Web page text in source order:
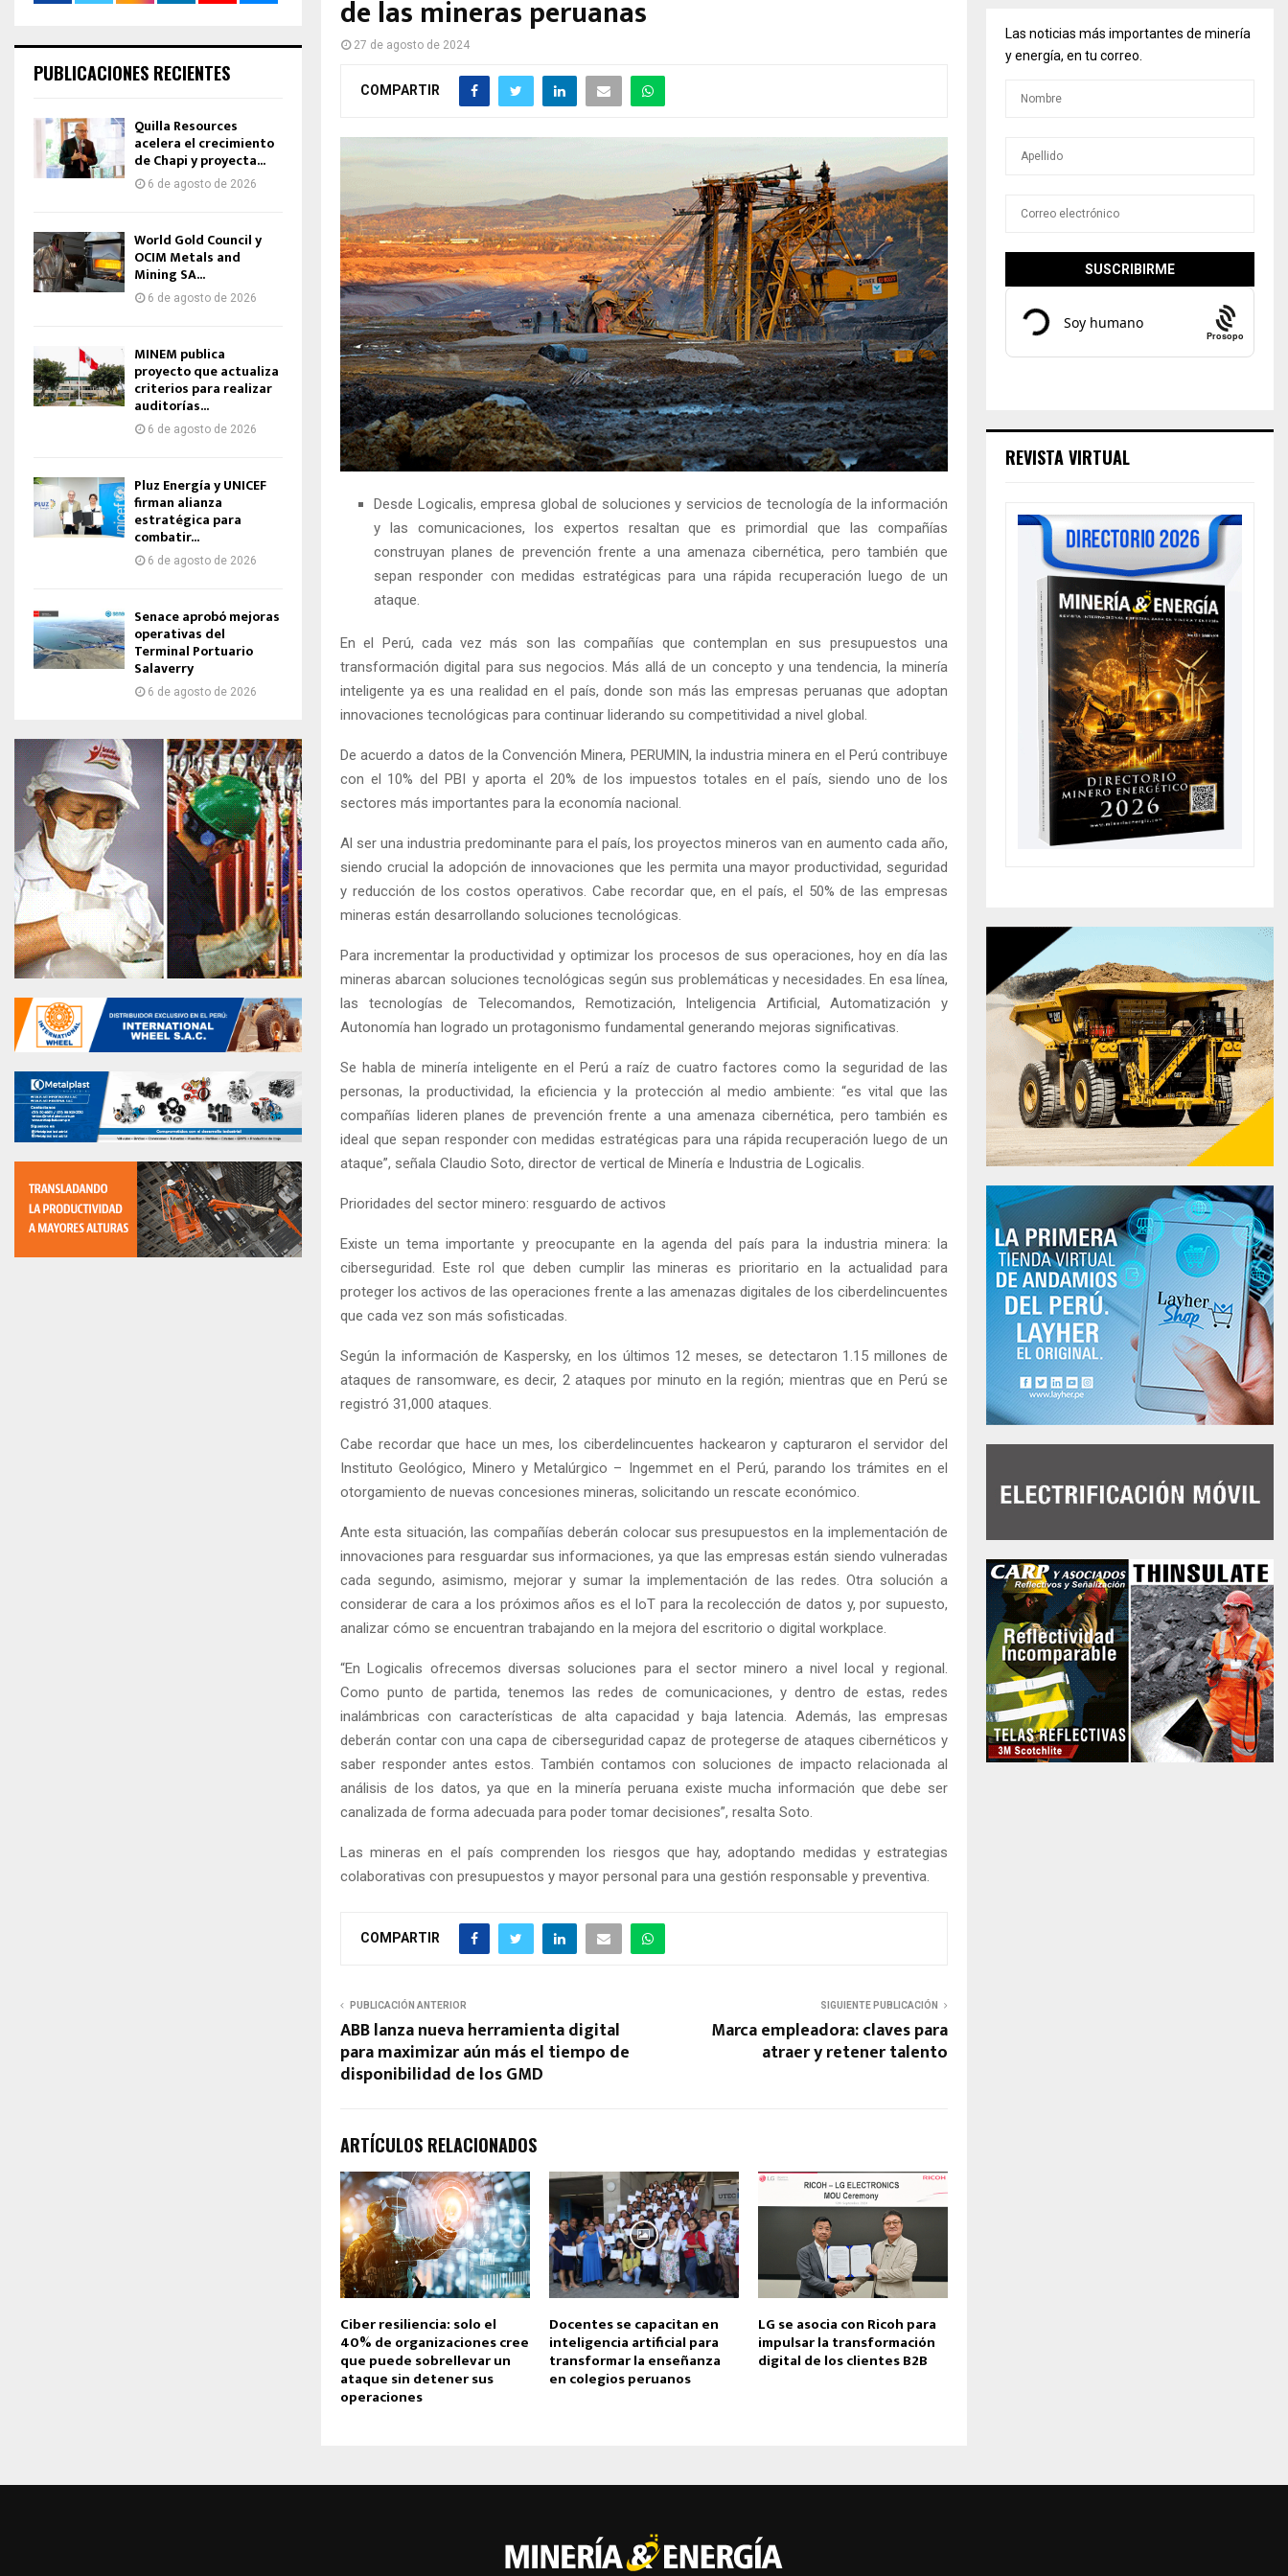
de las mineras peruanas
27 de agosto de 2024
COMPARTIR
Desde Logicalis, empresa global de soluciones y servicios de tecnología de la información
y las comunicaciones, los expertos resaltan que es primordial que las compañías
construyan planes de prevención frente a una amenaza cibernética, pero también que
sepan responder con medidas estratégicas para una rápida recuperación luego de un
ataque.
En el Perú, cada vez más son las compañías que contemplan en sus presupuestos una
transformación digital para sus negocios. Más allá de un concepto y una tendencia, la minería
inteligente ya es una realidad en el país, donde son más las empresas peruanas que adoptan
innovaciones tecnológicas para continuar liderando su competitividad a nivel global.
De acuerdo a datos de la Convención Minera, PERUMIN, la industria minera en el Perú contribuye
con el 10% del PBI y aporta el 20% de los impuestos totales en el país, siendo uno de los
sectores más importantes para la economía nacional.
Al ser una industria predominante para el país, los proyectos mineros van en aumento cada año,
siendo crucial la adopción de innovaciones que les permita una mayor productividad, seguridad
y reducción de los costos operativos. Cabe recordar que, en el país, el 50% de las empresas
mineras están desarrollando soluciones tecnológicas.
Para incrementar la productividad y optimizar los procesos de sus operaciones, hoy en día las
mineras abarcan soluciones tecnológicas según sus problemáticas y necesidades. En esa línea,
las tecnologías de Telecomandos, Remotización, Inteligencia Artificial, Automatización y
Autonomía han logrado un protagonismo fundamental generando mejoras significativas.
Se habla de minería inteligente en el Perú a raíz de cuatro factores como la seguridad de las
personas, la productividad, la eficiencia y la protección al medio ambiente: “es vital que las
compañías lideren planes de prevención frente a una amenaza cibernética, pero también es
ideal que sepan responder con medidas estratégicas para una rápida recuperación luego de un
ataque”, señala Claudio Soto, director de vertical de Minería e Industria de Logicalis.
Prioridades del sector minero: resguardo de activos
Existe un tema importante y preocupante en la agenda del país para la industria minera: la
ciberseguridad. Este rol que deben cumplir las mineras es prioritario en la actualidad para
proteger los activos de las operaciones frente a las amenazas digitales de los ciberdelincuentes
que cada vez son más sofisticadas.
Según la información de Kaspersky, en los últimos 12 meses, se detectaron 1.15 millones de
ataques de ransomware, es decir, 2 ataques por minuto en la región; mientras que en Perú se
registró 31,000 ataques.
Cabe recordar que hace un mes, los ciberdelincuentes hackearon y capturaron el servidor del
Instituto Geológico, Minero y Metalúrgico – Ingemmet en el Perú, parando los trámites en el
otorgamiento de nuevas concesiones mineras, solicitando un rescate económico.
Ante esta situación, las compañías deberán colocar sus presupuestos en la implementación de
innovaciones para resguardar sus informaciones, ya que las empresas están siendo vulneradas
cada segundo, asimismo, mejorar y sumar la implementación de las redes. Otra solución a
considerar de cara a los próximos años es el IoT para la recolección de datos y, por supuesto,
analizar cómo se encuentran trabajando en la mejora del escritorio o digital workplace.
“En Logicalis ofrecemos diversas soluciones para el sector minero a nivel local y regional.
Como punto de partida, tenemos las redes de comunicaciones, y dentro de estas, redes
inalámbricas con características de alta capacidad y baja latencia. Además, las empresas
deberán contar con una capa de ciberseguridad capaz de protegerse de ataques cibernéticos y
saber responder antes estos. También contamos con soluciones de impacto relacionada al
análisis de los datos, ya que en la minería peruana existe mucha información que debe ser
canalizada de forma adecuada para poder tomar decisiones”, resalta Soto.
Las mineras en el país comprenden los riesgos que hay, adoptando medidas y estrategias
colaborativas con presupuestos y mayor personal para una gestión responsable y preventiva.
COMPARTIR
PUBLICACIÓN ANTERIOR
ABB lanza nueva herramienta digital
para maximizar aún más el tiempo de
disponibilidad de los GMD
SIGUIENTE PUBLICACIÓN
Marca empleadora: claves para
atraer y retener talento
ARTÍCULOS RELACIONADOS
Ciber resiliencia: solo el
40% de organizaciones cree
que puede sobrellevar un
ataque sin detener sus
operaciones
Docentes se capacitan en
inteligencia artificial para
transformar la enseñanza
en colegios peruanos
LG se asocia con Ricoh para
impulsar la transformación
digital de los clientes B2B
PUBLICACIONES RECIENTES
Quilla Resources
acelera el crecimiento
de Chapi y proyecta...
6 de agosto de 2026
World Gold Council y
OCIM Metals and
Mining SA...
6 de agosto de 2026
MINEM publica
proyecto que actualiza
criterios para realizar
auditorías...
6 de agosto de 2026
Pluz Energía y UNICEF
firman alianza
estratégica para
combatir...
6 de agosto de 2026
Senace aprobó mejoras
operativas del
Terminal Portuario
Salaverry
6 de agosto de 2026
Las noticias más importantes de minería
y energía, en tu correo.
Prosopo
REVISTA VIRTUAL